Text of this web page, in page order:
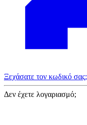
Ξεχάσατε τον κωδικό σας;
Δεν έχετε λογαριασμό;